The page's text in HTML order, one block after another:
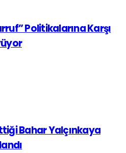
Politikalarına Karşı
Bahar Yalçınkaya